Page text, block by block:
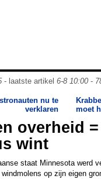
- laatste artikel 6-8 10:00-
nu te
verklaren
moet
overheid
wint
staat Minnesota werd
op zijn eigen